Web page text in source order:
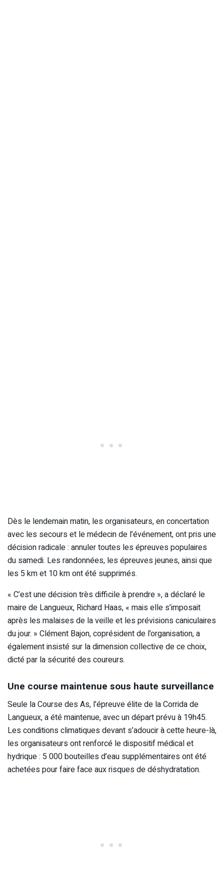
Dès le lendemain matin, les organisateurs, en concertation
avec les secours et le médecin de l’événement, ont pris une
décision radicale : annuler toutes les épreuves populaires
du samedi. Les randonnées, les épreuves jeunes, ainsi que
les 5 km et 10 km ont été supprimés.
« C’est une décision très difficile à prendre », a déclaré le
maire de Langueux, Richard Haas, « mais elle s’imposait
après les malaises de la veille et les prévisions caniculaires
du jour. » Clément Bajon, coprésident de l’organisation, a
également insisté sur la dimension collective de ce choix,
dicté par la sécurité des coureurs.
Une course maintenue sous haute surveillance
Seule la Course des As, l’épreuve élite de la Corrida de
Langueux, a été maintenue, avec un départ prévu à 19h45.
Les conditions climatiques devant s’adoucir à cette heure-là,
les organisateurs ont renforcé le dispositif médical et
hydrique : 5 000 bouteilles d’eau supplémentaires ont été
achetées pour faire face aux risques de déshydratation.